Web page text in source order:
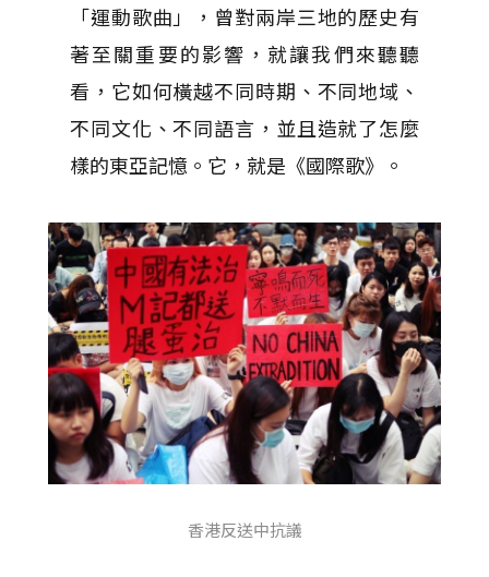
「運動歌曲」，曾對兩岸三地的歷史有
著至關重要的影響，就讓我們來聽聽
看，它如何橫越不同時期、不同地域、
不同文化、不同語言，並且造就了怎麼
樣的東亞記憶。它，就是《國際歌》。
香港反送中抗議